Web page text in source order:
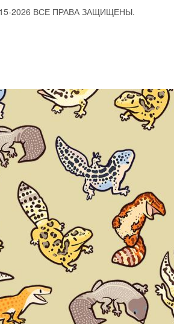
2026 ВСЕ ПРАВА ЗАЩИЩЕНЫ.